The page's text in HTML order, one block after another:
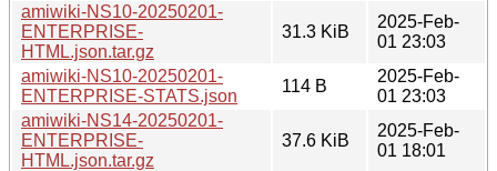
amiwiki-NS10-20250201-
ENTERPRISE-
HTML.json.tar.gz
31.3 KiB
2025-Feb-
01 23:03
amiwiki-NS10-20250201-
ENTERPRISE-STATS.json
114 B
2025-Feb-
01 23:03
amiwiki-NS14-20250201-
ENTERPRISE-
HTML.json.tar.gz
37.6 KiB
2025-Feb-
01 18:01